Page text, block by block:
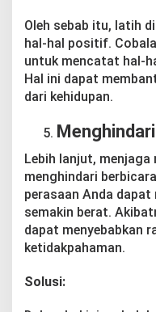
Oleh sebab itu, latih
hal-hal positif.
untuk mencatat hal-
Hal ini dapat
dari kehidupan.
Lebih lanjut,
menghindari
perasaan Anda dapat
semakin berat.
dapat menyebabkan
ketidakpahaman.
Solusi: